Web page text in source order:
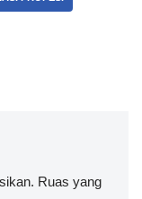
Ruas yang